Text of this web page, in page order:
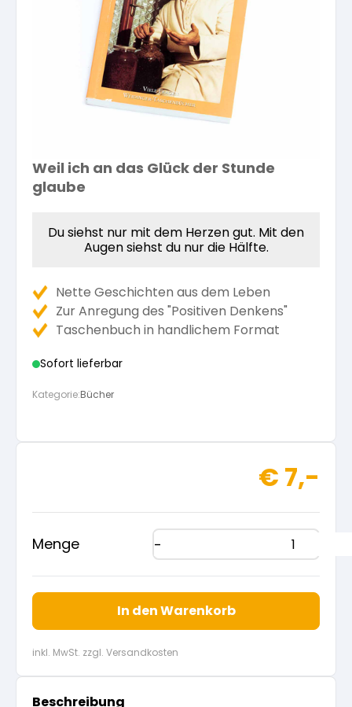
Bio-Produkte
Ätherische Öle
Hautsalben
Kräuter-Auszüge
Vereinsgründer Pfarrer Rauscher
Veranstaltungsberichte
Seminare mit Kräuterpfarrer Benedikt
Kräuterpfarrer-Zentrum
Kloster- und Kräuterladen
Beratungsdienst
Kräutergarten
Freunde der Heilkräuter
Vereinsvorstellung
Vereinsvorteile
Mitglied werden!
Unser Naturladen
Weil ich an das Glück der Stunde
glaube
Du siehst nur mit dem Herzen gut. Mit den
Augen siehst du nur die Hälfte.
Nette Geschichten aus dem Leben
Zur Anregung des "Positiven Denkens"
Taschenbuch in handlichem Format
Sofort lieferbar
Kategorie:Bücher
€ 7,-
Menge
In den Warenkorb
inkl. MwSt. zzgl. Versandkosten
Beschreibung